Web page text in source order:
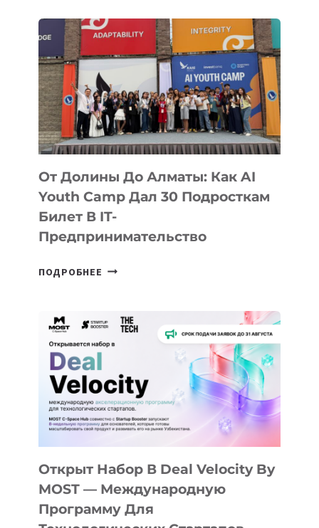
От Долины До Алматы: Как AI
Youth Camp Дал 30 Подросткам
Билет В IT-
Предпринимательство
ПОДРОБНЕЕ ОТ
АЛМАТЫ:
КАК
AI
YOUTH
CAMP
ДАЛ
30
ПОДРОСТКАМ
БИЛЕТ
В
ПРЕДПРИНИМАТЕЛЬСТВО
Открыт Набор В Deal Velocity By
MOST — Международную
Программу Для